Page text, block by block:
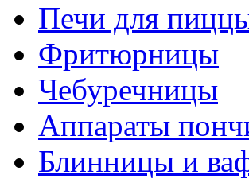
Печи для
Фритюрницы
Чебуречницы
Аппараты
Блинницы и